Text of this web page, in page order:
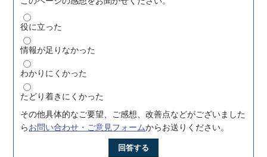
役に立った
情報が足りなかった
わかりにくかった
たどり着きにくかった
その他具体的なご要望、ご感想、改善点などがございました
らお問い合わせ・ご意見フォームからお送りください。
回答する